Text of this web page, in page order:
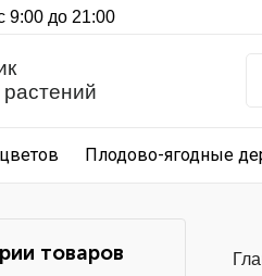
9:00 до 21:00
Плодово-ягодные
товаров